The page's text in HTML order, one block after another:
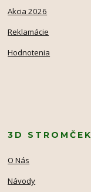
Akcia 2026
Reklamácie
Hodnotenia
3D STROMČEK
O Nás
Návody